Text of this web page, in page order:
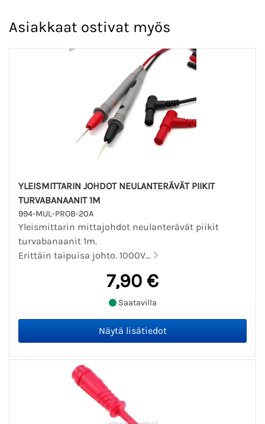
Asiakkaat ostivat myös
YLEISMITTARIN JOHDOT NEULANTERÄVÄT PIIKIT
TURVABANAANIT 1M
994-MUL-PROB-20A
Yleismittarin mittajohdot neulanterävät piikit
turvabanaanit 1m.
Erittäin taipuisa johto. 1000V...
7,90 €
Saatavilla